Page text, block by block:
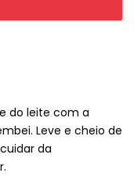
do leite com a
Leve e cheio de
da